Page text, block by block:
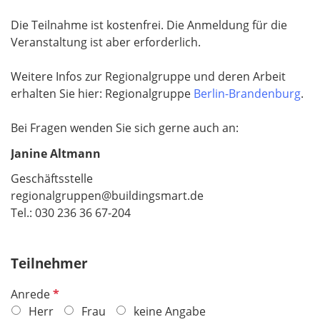
Die Teilnahme ist kostenfrei. Die Anmeldung für die
Veranstaltung ist aber erforderlich.
Weitere Infos zur Regionalgruppe und deren Arbeit
erhalten Sie hier: Regionalgruppe Berlin-Brandenburg.
Bei Fragen wenden Sie sich gerne auch an:
Janine Altmann
Geschäftsstelle
regionalgruppen@buildingsmart.de
Tel.: 030 236 36 67-204
Teilnehmer
AnredeP
f
Herr Frau keine Angabe